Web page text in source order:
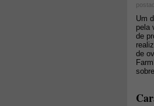
Um
pela
de
de